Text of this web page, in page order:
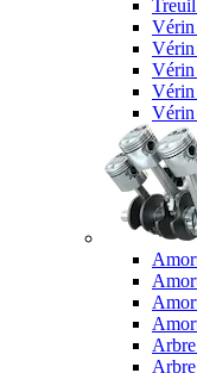
Vérin
Vérin
Vérin
Vérin
Vérin